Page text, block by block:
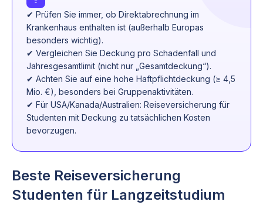
✔ Prüfen Sie immer, ob Direktabrechnung im
Krankenhaus enthalten ist (außerhalb Europas
besonders wichtig).
✔ Vergleichen Sie Deckung pro Schadenfall und
Jahresgesamtlimit (nicht nur „Gesamtdeckung“).
✔ Achten Sie auf eine hohe Haftpflichtdeckung (≥ 4,5
Mio. €), besonders bei Gruppenaktivitäten.
✔ Für USA/Kanada/Australien: Reiseversicherung für
Studenten mit Deckung zu tatsächlichen Kosten
bevorzugen.
Beste Reiseversicherung
Studenten für Langzeitstudium